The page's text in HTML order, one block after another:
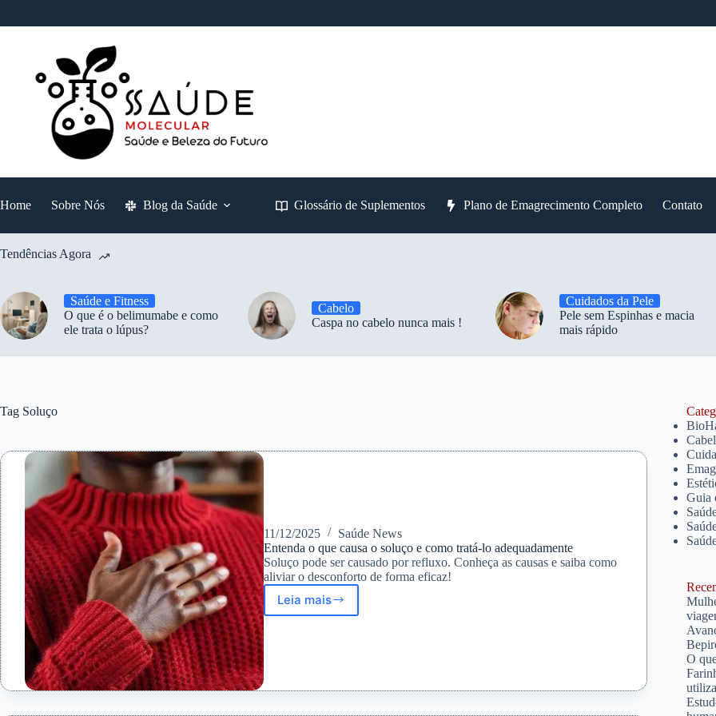
Home Sobre Nós Blog da Saúde Glossário de Suplementos Plano de Emagrecimento Completo Contato
Tendências Agora
Saúde e Fitness
O que é o belimumabe e como
ele trata o lúpus?
Cabelo
Caspa no cabelo nunca mais !
Cuidados da Pele
Pele sem Espinhas e macia
mais rápido
Tag Soluço
11/12/2025
Saúde News
Entenda o que causa o soluço e como tratá-lo adequadamente
Soluço pode ser causado por refluxo. Conheça as causas e saiba como
aliviar o desconforto de forma eficaz!
Leia maisEntenda
como
Guia
O